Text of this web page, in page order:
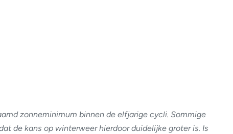
zonneminimum binnen de elfjarige cycli. Sommige
de kans op winterweer hierdoor duidelijke groter is. Is